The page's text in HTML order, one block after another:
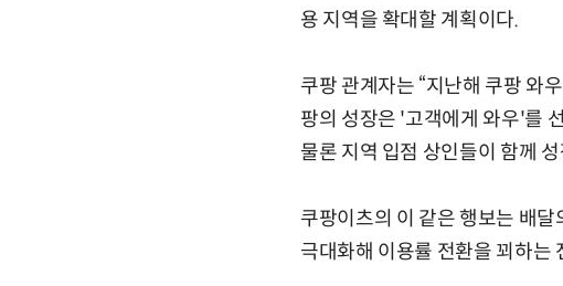
용 지역을 확대할 계획이다.
쿠팡 관계자는 “지난해 쿠팡 와
팡의 성장은 '고객에게 와우'를
물론 지역 입점 상인들이 함께
쿠팡이츠의 이 같은 행보는 배
극대화해 이용률 전환을 꾀하는